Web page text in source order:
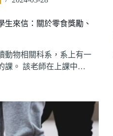
生來信：關於零食獎勵、
動物相關科系，系上有一
課。 該老師在上課中…